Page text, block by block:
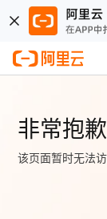
非常抱歉
该页面暂时无法